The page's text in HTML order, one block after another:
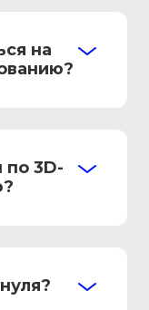
на
по 3D-